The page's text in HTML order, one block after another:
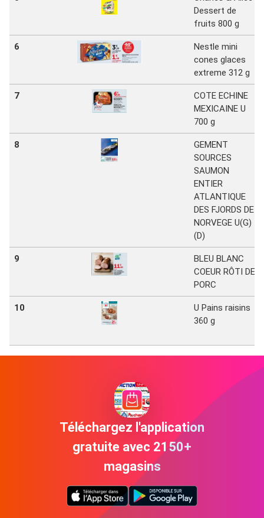
Dessert de
fruits 800 g
6
Nestle mini
cones glaces
extreme 312 g
7
COTE ECHINE
MEXICAINE U
700 g
8
GEMENT
SOURCES
SAUMON
ENTIER
ATLANTIQUE
DES FJORDS DE
NORVEGE U(G)
(D)
9
BLEU BLANC
COEUR RÔTI DE
PORC
10
U Pains raisins
360 g
Téléchargez l'application
gratuite avec 2150+
magasins